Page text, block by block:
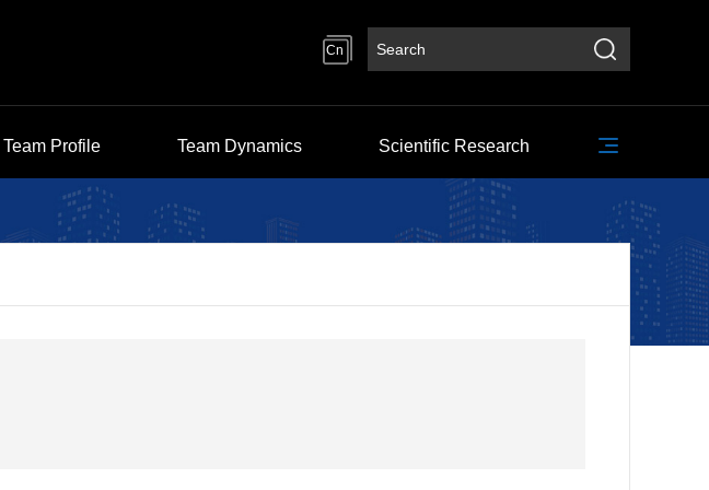
Cn
Team Profile Team Dynamics Scientific Research